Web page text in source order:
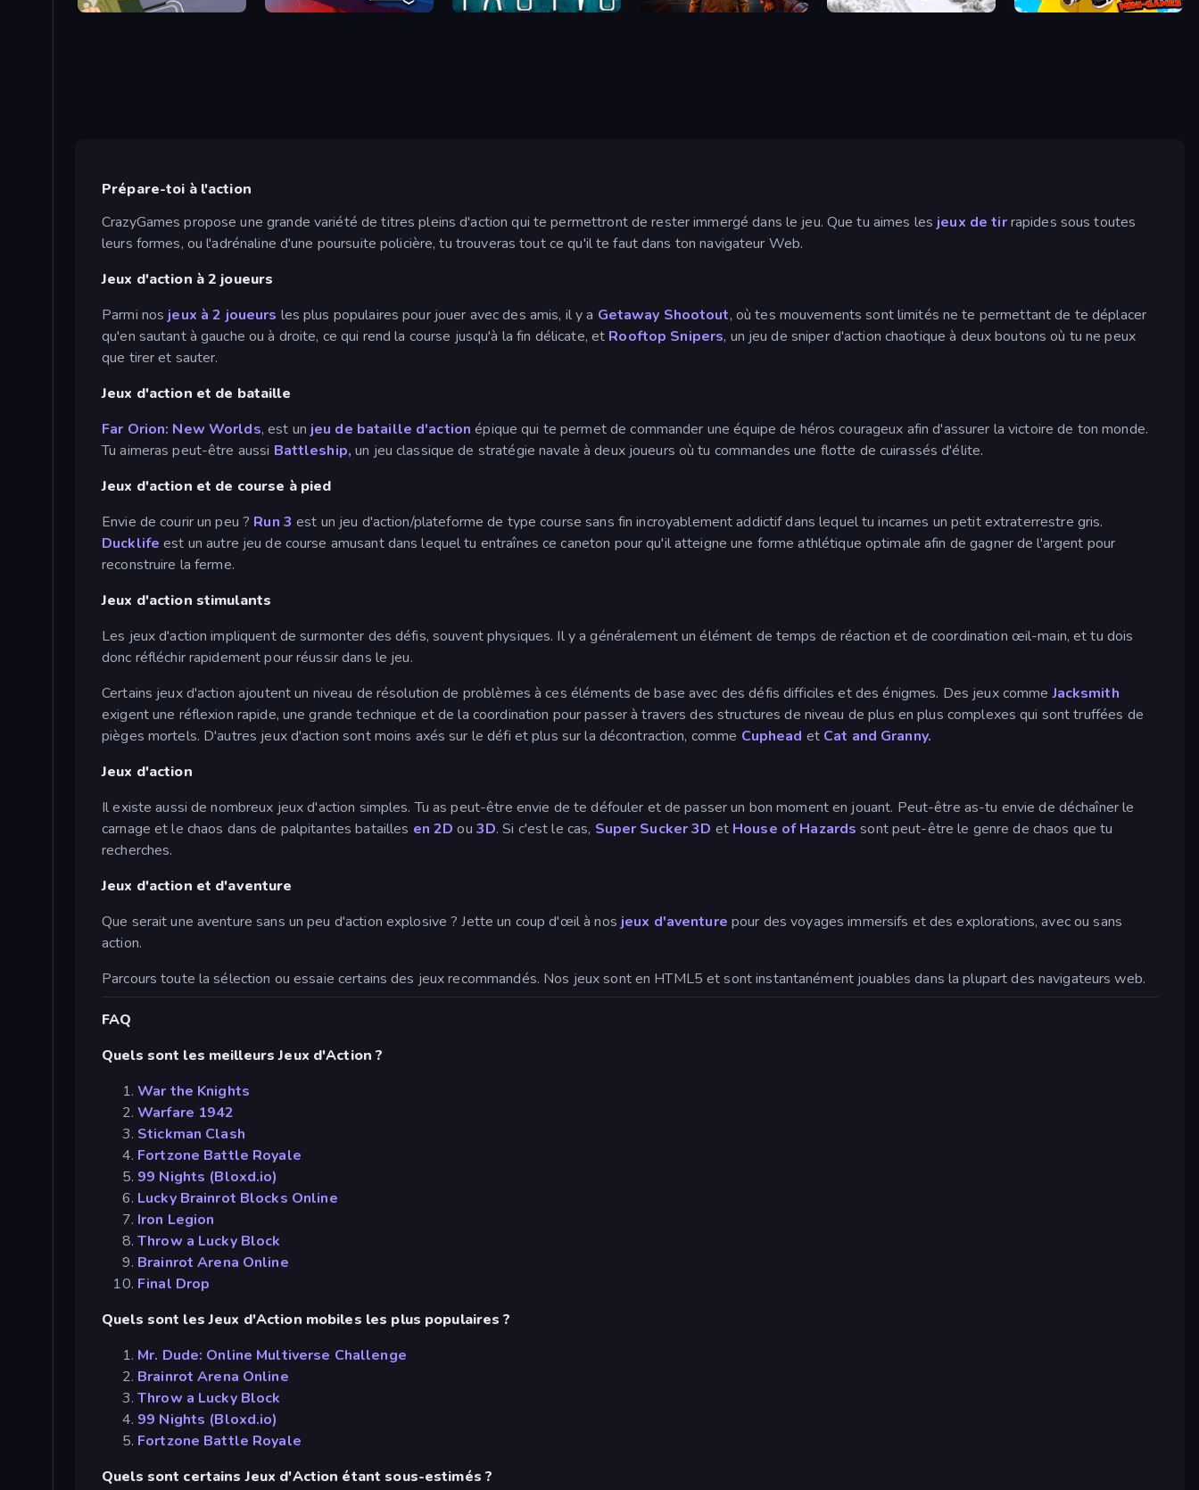
Happy Wheels Stickman Rebirth Xeno Tactic Survival Zone Zombie Outbreak 1941 Frozen Front Obby: Mini-Games
Prépare-toi à l'action
CrazyGames propose une grande variété de titres pleins d'action qui te permettront de rester immergé dans le jeu. Que tu aimes les jeux de tirrapides sous toutes
leurs formes, ou l'adrénaline d'une poursuite policière, tu trouveras tout ce qu'il te faut dans ton navigateur Web.
Jeux d'action à 2 joueurs
Parmi nos jeux à 2 joueurs les plus populaires pour jouer avec des amis, il y a Getaway Shootout, où tes mouvements sont limités ne te permettant de te déplacer
qu'en sautant à gauche ou à droite, ce qui rend la course jusqu'à la fin délicate, et Rooftop Snipers, un jeu de sniper d'action chaotique à deux boutons où tu ne peux
que tirer et sauter.
Jeux d'action et de bataille
Far Orion: New Worlds, est un jeu de bataille d'actionépique qui te permet de commander une équipe de héros courageux afin d'assurer la victoire de ton monde.
Tu aimeras peut-être aussi Battleship, un jeu classique de stratégie navale à deux joueurs où tu commandes une flotte de cuirassés d'élite.
Jeux d'action et de course à pied
Envie de courir un peu ? Run 3 est un jeu d'action/plateforme de type course sans fin incroyablement addictif dans lequel tu incarnes un petit extraterrestre gris.
Ducklife est un autre jeu de course amusant dans lequel tu entraînes ce caneton pour qu'il atteigne une forme athlétique optimale afin de gagner de l'argent pour
reconstruire la ferme.
Jeux d'action stimulants
Les jeux d'action impliquent de surmonter des défis, souvent physiques. Il y a généralement un élément de temps de réaction et de coordination œil-main, et tu dois
donc réfléchir rapidement pour réussir dans le jeu.
Certains jeux d'action ajoutent un niveau de résolution de problèmes à ces éléments de base avec des défis difficiles et des énigmes. Des jeux commeJacksmith
exigent une réflexion rapide, une grande technique et de la coordination pour passer à travers des structures de niveau de plus en plus complexes qui sont truffées de
pièges mortels. D'autres jeux d'action sont moins axés sur le défi et plus sur la décontraction, comme Cuphead et Cat and Granny.
Jeux d'action
Il existe aussi de nombreux jeux d'action simples. Tu as peut-être envie de te défouler et de passer un bon moment en jouant. Peut-être as-tu envie de déchaîner le
carnage et le chaos dans de palpitantes batailles en 2Dou 3D. Si c'est le cas, Super Sucker 3D et House of Hazards sont peut-être le genre de chaos que tu
recherches.
Jeux d'action et d'aventure
Que serait une aventure sans un peu d'action explosive ? Jette un coup d'œil à nos jeux d'aventure pour des voyages immersifs et des explorations, avec ou sans
action.
Parcours toute la sélection ou essaie certains des jeux recommandés. Nos jeux sont en HTML5 et sont instantanément jouables dans la plupart des navigateurs web.
FAQ
Quels sont les meilleurs Jeux d'Action ?
War the Knights
Warfare 1942
Stickman Clash
Fortzone Battle Royale
99 Nights (Bloxd.io)
Lucky Brainrot Blocks Online
Iron Legion
Throw a Lucky Block
Brainrot Arena Online
Final Drop
Quels sont les Jeux d'Action mobiles les plus populaires ?
Mr. Dude: Online Multiverse Challenge
Brainrot Arena Online
Throw a Lucky Block
99 Nights (Bloxd.io)
Fortzone Battle Royale
Quels sont certains Jeux d'Action étant sous-estimés ?